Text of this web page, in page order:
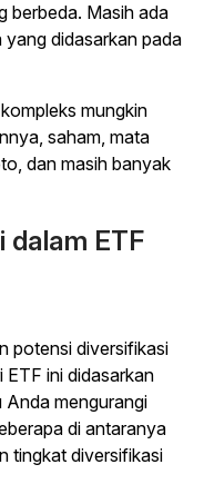
berbeda. Masih ada
didasarkan pada
mungkin
saham, mata
dan masih banyak
dalam ETF
potensi diversifikasi
ini didasarkan
Anda mengurangi
di antaranya
tingkat diversifikasi